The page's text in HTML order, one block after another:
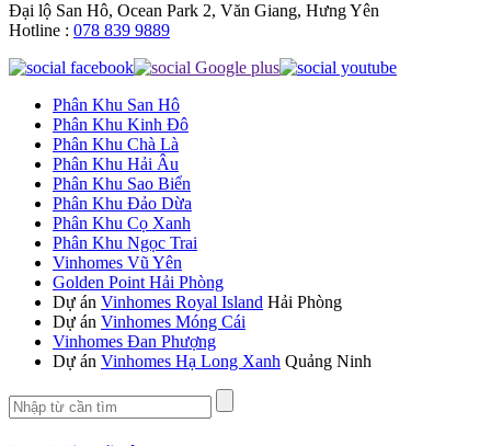
Đại lộ San Hô, Ocean Park 2, Văn Giang, Hưng Yên
Hotline : 078 839 9889
Phân Khu San Hô
Phân Khu Kinh Đô
Phân Khu Chà Là
Phân Khu Hải Âu
Phân Khu Sao Biển
Phân Khu Đảo Dừa
Phân Khu Cọ Xanh
Phân Khu Ngọc Trai
Vinhomes Vũ Yên
Golden Point Hải Phòng
Dự án Vinhomes Royal Island Hải Phòng
Dự án Vinhomes Móng Cái
Vinhomes Đan Phượng
Dự án Vinhomes Hạ Long Xanh Quảng Ninh